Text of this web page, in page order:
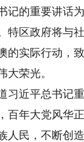
的重要讲话
特区政府将与
的实际行动，
大荣光。
近平总书记重
百年大党风华
民，不断创造